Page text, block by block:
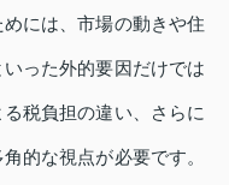
には、市場の動きや住
った外的要因だけでは
税負担の違い、さらに
的な視点が必要です。